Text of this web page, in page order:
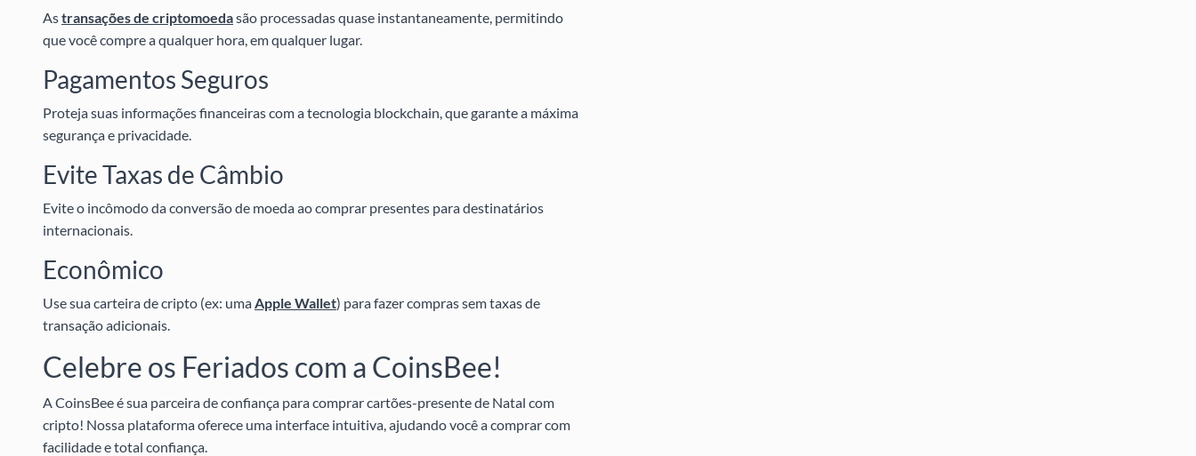
Astransações de criptomoedasão processadas quase instantaneamente, permitindo
que você compre a qualquer hora, em qualquer lugar.
Pagamentos Seguros
Proteja suas informações financeiras com a tecnologia blockchain, que garante a máxima
segurança e privacidade.
Evite Taxas de Câmbio
Evite o incômodo da conversão de moeda ao comprar presentes para destinatários
internacionais.
Econômico
Use sua carteira de cripto (ex: umaApple Wallet) para fazer compras sem taxas de
transação adicionais.
Celebre os Feriados com a CoinsBee!
A CoinsBee é sua parceira de confiança para comprar cartões-presente de Natal com
cripto! Nossa plataforma oferece uma interface intuitiva, ajudando você a comprar com
facilidade e total confiança.